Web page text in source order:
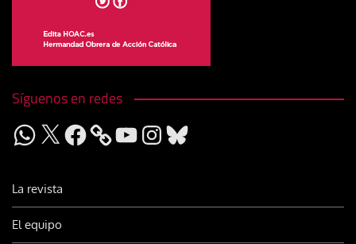
Síguenos en redes
WhatsApp
X Facebook YouTubeInstagram
Bluesky
La revista
El equipo